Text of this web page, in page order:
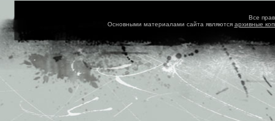
Все
Основными материалами сайта являются архивные